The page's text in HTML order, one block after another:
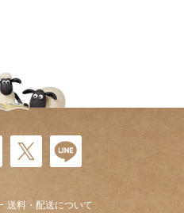
送料・配送について